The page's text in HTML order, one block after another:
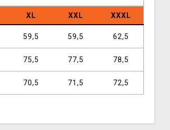
XL XXL XXXL
59,5 59,5 62,5
75,5 77,5 78,5
70,5 71,5 72,5